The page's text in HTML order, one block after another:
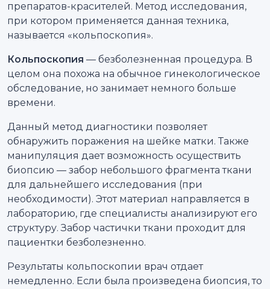
препаратов-красителей. Метод исследования,
при котором применяется данная техника,
называется «кольпоскопия».
Кольпоскопия — безболезненная процедура. В
целом она похожа на обычное гинекологическое
обследование, но занимает немного больше
времени.
Данный метод диагностики позволяет
обнаружить поражения на шейке матки. Также
манипуляция дает возможность осуществить
биопсию — забор небольшого фрагмента ткани
для дальнейшего исследования (при
необходимости). Этот материал направляется в
лабораторию, где специалисты анализируют его
структуру. Забор частички ткани проходит для
пациентки безболезненно.
Результаты кольпоскопии врач отдает
немедленно. Если была произведена биопсия, то